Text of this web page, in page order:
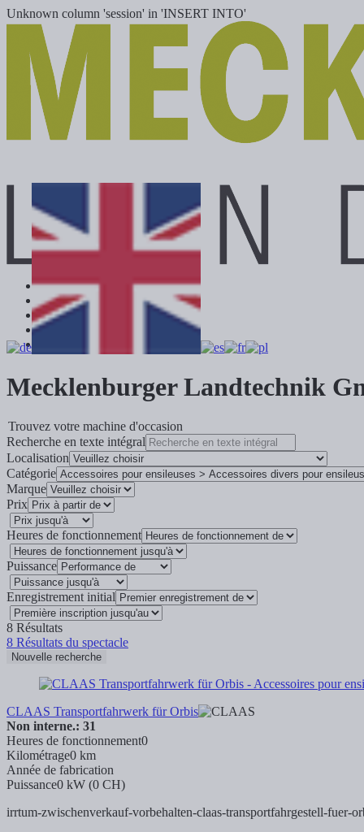
Unknown column 'session' in 'INSERT INTO'
Nouvelles machines
Machines d'occasion
Emplacement
Carrière
Mecklenburger Landtechnik
Trouvez votre machine d'occasion
Recherche en texte intégral
Localisation
Catégorie
Marque
Prix
Heures de fonctionnement
Puissance
Enregistrement initial
8 Résultats
8 Résultats du spectacle
Nouvelle recherche
CLAAS Transportfahrwerk für Orbis
Non interne.: 31
Heures de fonctionnement0
Kilométrage0 km
Année de fabrication
Puissance0 kW (0 CH)
irrtum-zwischenverkauf-vorbehalten-claas-transportfahrgestell-fuer-